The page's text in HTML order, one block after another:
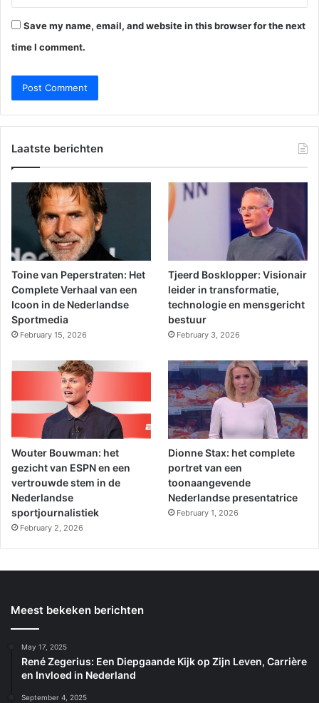
Save my name, email, and website in this browser for the next
time I comment.
Laatste berichten
Toine van Peperstraten: Het
Complete Verhaal van een
Icoon in de Nederlandse
Sportmedia
February 15, 2026
Tjeerd Bosklopper: Visionair
leider in transformatie,
technologie en mensgericht
bestuur
February 3, 2026
Wouter Bouwman: het
gezicht van ESPN en een
vertrouwde stem in de
Nederlandse
sportjournalistiek
February 2, 2026
Dionne Stax: het complete
portret van een
toonaangevende
Nederlandse presentatrice
February 1, 2026
Meest bekeken berichten
May 17, 2025
René Zegerius: Een Diepgaande Kijk op Zijn Leven, Carrière
en Invloed in Nederland
September 4, 2025